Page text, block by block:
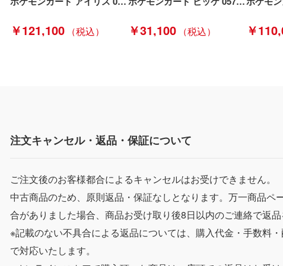
￥121,100 ￥31,100 ￥
注文キャンセル・返品・保証について
ご注文後のお客様都合によるキャンセルはお受けできません。
中古商品のため、原則返品・保証なしとなります。万一商品ペ
合がありました場合、商品お受け取り後8日以内のご連絡で返品
※記載のない不具合による返品については、購入代金・手数料
で対応いたします。